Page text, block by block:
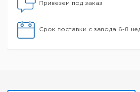
Привезем под заказ
Срок поставки с завода 6-8